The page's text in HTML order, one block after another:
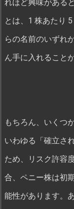
れほど興味がある
とは、1 株あたり
らの名前のいずれ
ん手に入れること
もちろん、いくつ
いわゆる「確立さ
ため、リスク許容
合、ペニー株は初
能性があります。